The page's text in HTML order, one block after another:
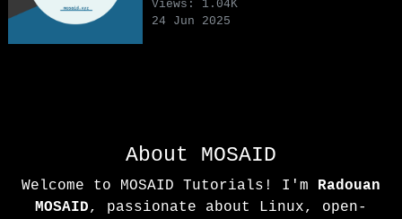
Views: 1.04K
24 Jun 2025
About MOSAID
Welcome to MOSAID Tutorials! I'm Radouan
MOSAID, passionate about Linux, open-